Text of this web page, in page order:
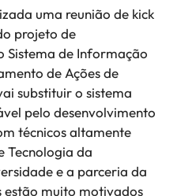
uma reunião de kick
projeto de
Sistema de Informação
de Ações de
substituir o sistema
pelo desenvolvimento
técnicos altamente
Tecnologia da
e a parceria da
estão muito motivados